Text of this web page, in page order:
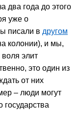
два года до этого
уже о
писали в другом
колонии), и мы,
элит
это один из
от них
– люди могут
государства